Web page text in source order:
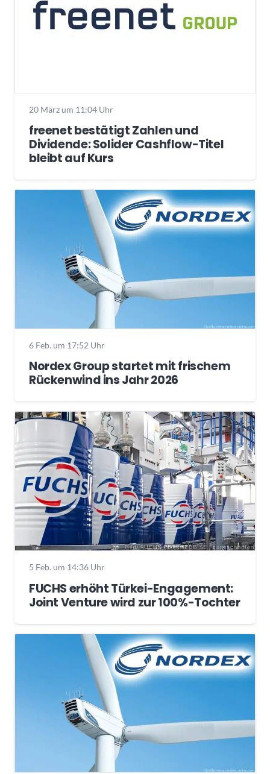
20 März um 11:04 Uhr
freenet bestätigt Zahlen und
Dividende: Solider Cashflow-Titel
bleibt auf Kurs
6 Feb. um 17:52 Uhr
Nordex Group startet mit frischem
Rückenwind ins Jahr 2026
5 Feb. um 14:36 Uhr
FUCHS erhöht Türkei-Engagement:
Joint Venture wird zur 100%-Tochter